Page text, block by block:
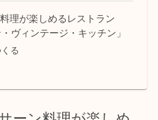
理が楽しめるレストラン
ヴィンテージ・キッチン」
る